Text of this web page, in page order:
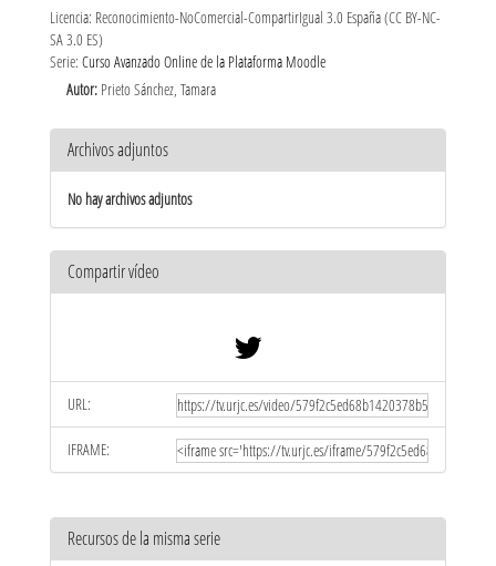
Licencia: Reconocimiento-NoComercial-CompartirIgual 3.0 España (CC BY-NC-
SA 3.0 ES)
Serie: Curso Avanzado Online de la Plataforma Moodle
Autor: Prieto Sánchez, Tamara
Archivos adjuntos
No hay archivos adjuntos
Compartir vídeo
URL:
IFRAME:
Recursos de la misma serie